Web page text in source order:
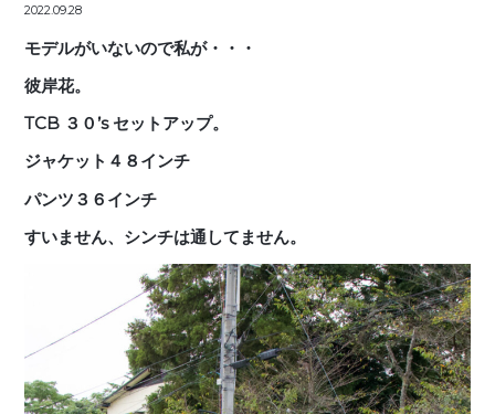
2022.09.28
モデルがいないので私が・・・
彼岸花。
TCB ３０’s セットアップ。
ジャケット４８インチ
パンツ３６インチ
すいません、シンチは通してません。